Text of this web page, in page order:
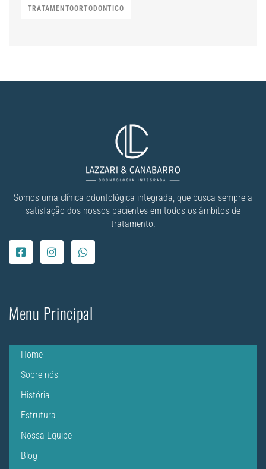
TRATAMENTOORTODONTICO
Somos uma clínica odontológica integrada, que busca sempre a
satisfação dos nossos pacientes em todos os âmbitos de
tratamento.
Menu Principal
Home
Sobre nós
História
Estrutura
Nossa Equipe
Blog